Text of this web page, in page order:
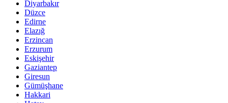
Diyarbakır
Düzce
Edirne
Elazığ
Erzincan
Erzurum
Eskişehir
Gaziantep
Giresun
Gümüşhane
Hakkari